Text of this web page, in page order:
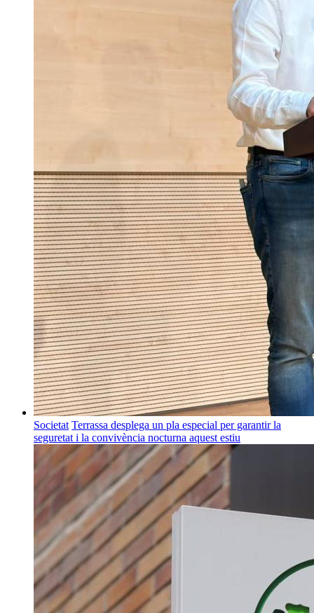
Societat Terrassa desplega un pla especial per garantir la
seguretat i la convivència nocturna aquest estiu